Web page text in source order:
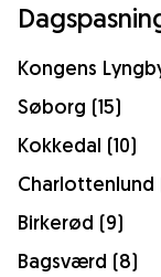
Kongens
Søborg (15)
Kokkedal (10)
Charlottenlund
Birkerød (9)
Bagsværd (8)